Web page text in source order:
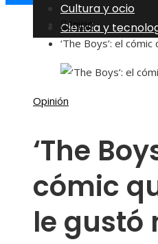
Cultura y ocio
Ciencia y
Inicio
‘The Boys’: el
Opinión
‘The
cómic
le gustó